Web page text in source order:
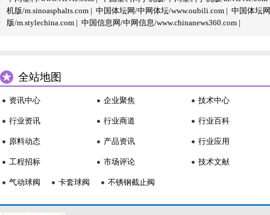
机版/m.sinoasphalts.com | 中国体坛网/中网体坛/www.oubili.com | 中国体坛
版/m.stylechina.com | 中国信息网/中网信息/www.chinanews360.com |
全站地图
资讯中心
行业资讯
原料动态
工程招标
企业聚焦
行业商道
产品资讯
市场评论
技术中心
行业百科
行业应用
技术文献
气动球阀 卡套球阀 不锈钢截止阀